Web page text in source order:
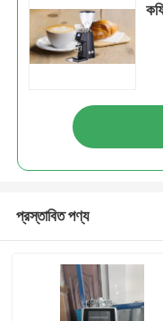
প্রস্তাবিত পণ্য